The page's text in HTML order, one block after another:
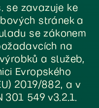
se zavazuje ke
stránek a
se zákonem
na
a služeb,
Evropského
2019/882, a v
301 549 v3.2.1.